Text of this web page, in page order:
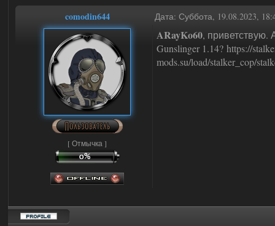
comodin644 Дата: Суббота, 19.08.2023,
[ Отмычка ]
ARayKo60, приветствую.
Gunslinger 1.14? https://
mods.su/load/stalker_cop/